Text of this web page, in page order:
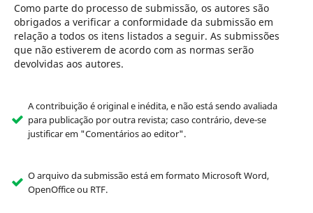
Como parte do processo de submissão, os autores são
obrigados a verificar a conformidade da submissão em
relação a todos os itens listados a seguir. As submissões
que não estiverem de acordo com as normas serão
devolvidas aos autores.
A contribuição é original e inédita, e não está sendo avaliada
para publicação por outra revista; caso contrário, deve-se
justificar em "Comentários ao editor".
O arquivo da submissão está em formato Microsoft Word,
OpenOffice ou RTF.